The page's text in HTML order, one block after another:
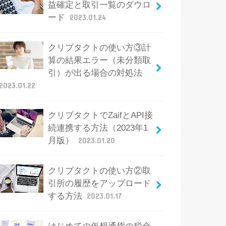
益確定と取引一覧のダウロ
ード
2023.01.24
クリプタクトの使い方③計
算の結果エラー（未分類取
引）が出る場合の対処法
クリプタクトでZaifとAPI接
続連携する方法（2023年1
月版）
2023.01.20
クリプタクトの使い方②取
引所の履歴をアップロード
する方法 2023.01.17